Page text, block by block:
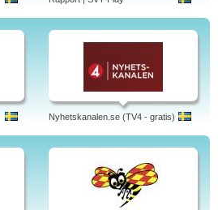
Nyhetskanalen.se (TV4 - gratis)